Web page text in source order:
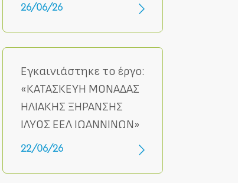
26/06/26
Εγκαινιάστηκε το έργο:
«ΚΑΤΑΣΚΕΥΗ ΜΟΝΑΔΑΣ
ΗΛΙΑΚΗΣ ΞΗΡΑΝΣΗΣ
ΙΛΥΟΣ ΕΕΛ ΙΩΑΝΝΙΝΩΝ»
22/06/26